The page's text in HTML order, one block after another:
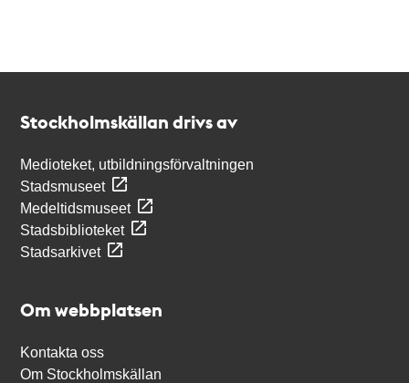
Stockholmskällan drivs av
Medioteket, utbildningsförvaltningen
Stadsmuseet
Medeltidsmuseet
Stadsbiblioteket
Stadsarkivet
Om webbplatsen
Kontakta oss
Om Stockholmskällan